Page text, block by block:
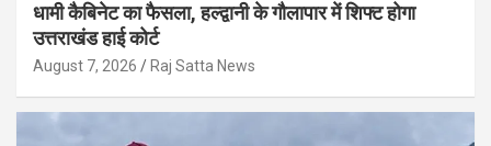
धामी कैबिनेट का फैसला, हल्द्वानी के गौलापार में शिफ्ट होगा
उत्तराखंड हाई कोर्ट
August 7, 2026 Raj Satta News